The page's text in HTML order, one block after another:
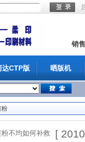
销
达CTP版 晒版机
粉
不均如何补救 [